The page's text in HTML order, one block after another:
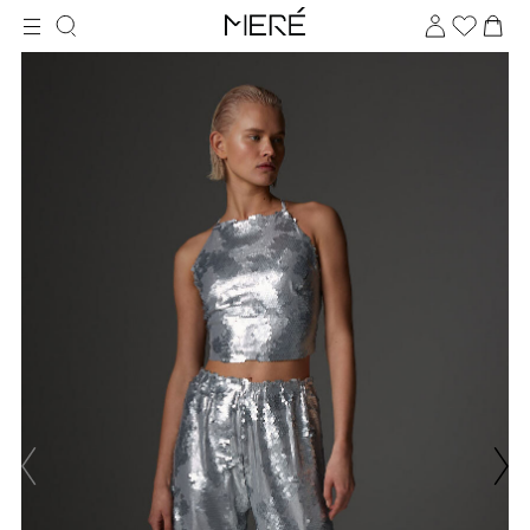
Для клиентов всех банков
на части
без переплат
График платежей